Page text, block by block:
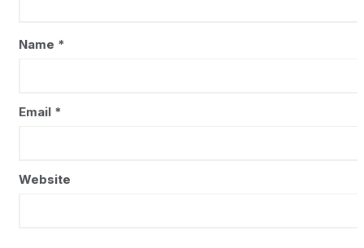
Name *
Email *
Website